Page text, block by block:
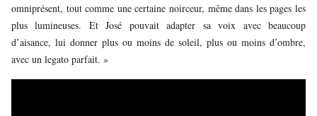
omniprésent, tout comme une certaine noirceur, même dans les pages les
plus lumineuses. Et José pouvait adapter sa voix avec beaucoup
d’aisance, lui donner plus ou moins de soleil, plus ou moins d’ombre,
avec un legato parfait. »